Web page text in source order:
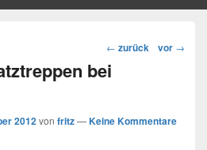
Beitragsnavigation
← zurück vor →
bei
2012von fritz—Keine Kommentare